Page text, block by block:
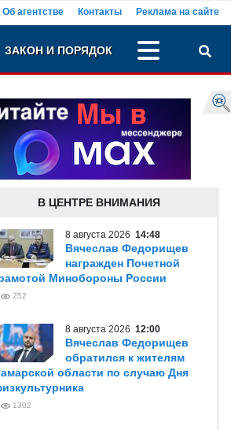
Об агентстве Контакты Реклама на сайте
ЗАКОН И ПОРЯДОК
В ЦЕНТРЕ ВНИМАНИЯ
8 августа 2026 14:48
Вячеслав Федорищев
награжден Почетной
Минобороны России
252
8 августа 2026 12:00
Вячеслав Федорищев
обратился к жителям
области по случаю Дня
1302